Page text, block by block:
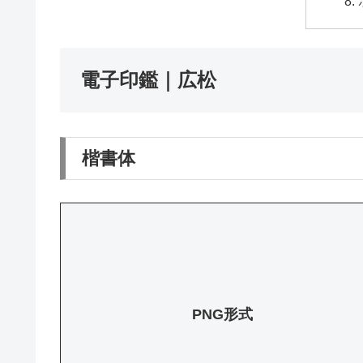
電子印鑑｜広松
楷書体
PNG形式